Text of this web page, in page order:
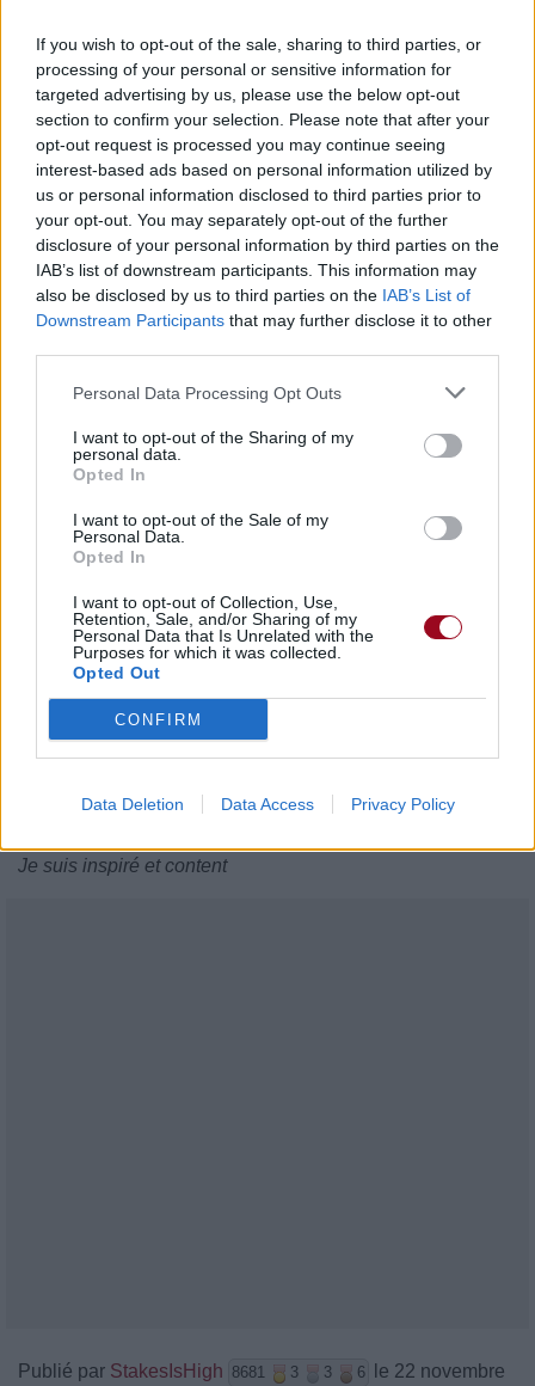
If you wish to opt-out of the sale, sharing to third parties, or
processing of your personal or sensitive information for
targeted advertising by us, please use the below opt-out
section to confirm your selection. Please note that after your
opt-out request is processed you may continue seeing
interest-based ads based on personal information utilized by
us or personal information disclosed to third parties prior to
your opt-out. You may separately opt-out of the further
disclosure of your personal information by third parties on the
IAB’s list of downstream participants. This information may
also be disclosed by us to third parties on the IAB’s List of
Downstream Participants that may further disclose it to other
Personal Data Processing Opt Outs
I want to opt-out of the Sharing of my
personal data.
Opted In
I want to opt-out of the Sale of my
Personal Data.
Opted In
I want to opt-out of Collection, Use,
Retention, Sale, and/or Sharing of my
Personal Data that Is Unrelated with the
Purposes for which it was collected.
Opted Out
CONFIRM
Data Deletion Data Access Privacy Policy
Conviction made aware
La conviction rendue consciente
Give up on misery
Abandonne la misère
Turn your back on dissent
Tourne le dos au désaccord
Leave their distrust behind
Laisse leur méfiance derrière
Wash your hands of regret
Lave tes mains du regret
Fear... Change me
Belief will always save me
La croyance me sauvera toujours
Sang... Jurant
Fear... Staring
Conviction made aware
La conviction rendue consciente
Learning from misery
Apprenant de la misère
Staring back at dissent
Regardant en arrière le désaccord
Laissant la méfiance derrière
Je suis inspiré et content
Publié par StakesIsHigh 8681 3 3 6
le 22 novembre